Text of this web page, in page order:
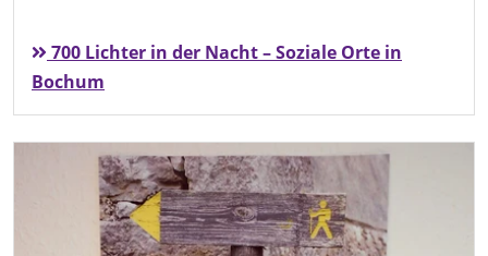
700 Lichter in der Nacht – Soziale Orte in
Bochum